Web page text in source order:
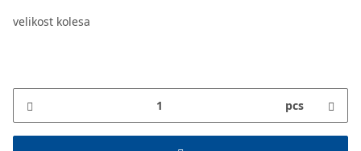
velikost kolesa
pcs